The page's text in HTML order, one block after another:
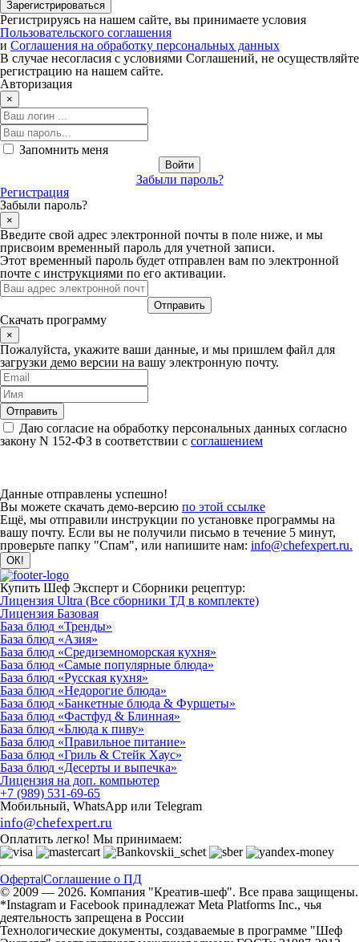
Регистрируясь на нашем сайте, вы принимаете условия
Пользовательского соглашения
и Соглашения на обработку персональных данных
В случае несогласия с условиями Соглашений, не осуществляйте
регистрацию на нашем сайте.
Авторизация
×
Запомнить меня
Забыли пароль?
Регистрация
Забыли пароль?
×
Введите свой адрес электронной почты в поле ниже, и мы
присвоим временный пароль для учетной записи.
Этот временный пароль будет отправлен вам по электронной
почте с инструкциями по его активации.
Скачать программу
×
Пожалуйста, укажите ваши данные, и мы пришлем файл для
загрузки демо версии на вашу электронную почту.
Даю согласие на обработку персональных данных согласно
закону N 152-ФЗ в соответствии с соглашением
Данные отправлены успешно!
Вы можете скачать демо-версию по этой ссылке
Ещё, мы отправили инструкции по установке программы на
вашу почту. Если вы не получили письмо в течение 5 минут,
проверьте папку "Спам", или напишите нам: info@chefexpert.ru.
Купить Шеф Эксперт и Сборники рецептур:
Лицензия Ultra (Все сборники ТД в комплекте)
Лицензия Базовая
База блюд «Тренды»
База блюд «Азия»
База блюд «Средиземноморская кухня»
База блюд «Самые популярные блюда»
База блюд «Русская кухня»
База блюд «Недорогие блюда»
База блюд «Банкетные блюда & Фуршеты»
База блюд «Фастфуд & Блинная»
База блюд «Блюда к пиву»
База блюд «Правильное питание»
База блюд «Гриль & Стейк Хаус»
База блюд «Десерты и выпечка»
Лицензия на доп. компьютер
+7 (989) 531-69-65
Мобильный, WhatsApp или Telegram
info@chefexpert.ru
Оплатить легко! Мы принимаем:
Оферта|Соглашение о ПД
© 2009 — 2026. Компания "Креатив-шеф". Все права защищены.
*Instagram и Facebook принадлежат Meta Platforms Inc., чья
деятельность запрещена в России
Технологические документы, создаваемые в программе "Шеф